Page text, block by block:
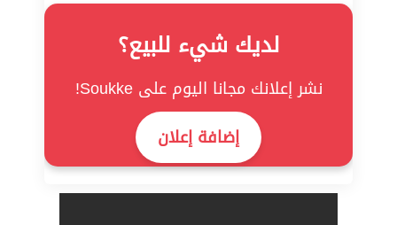
لديك شيء للبيع؟
نشر إعلانك مجانا اليوم على Soukke!
إضافة إعلان